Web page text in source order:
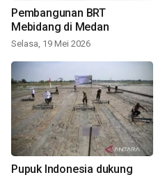
Pembangunan BRT
Mebidang di Medan
Selasa, 19 Mei 2026
Pupuk Indonesia dukung